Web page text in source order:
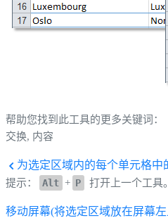
帮助您找到此工具的更多关键词：
交换, 内容
为选定区域内的每个单元格中
提示： Alt + P 打开上一个工具。
移动屏幕(将选定区域放在屏幕